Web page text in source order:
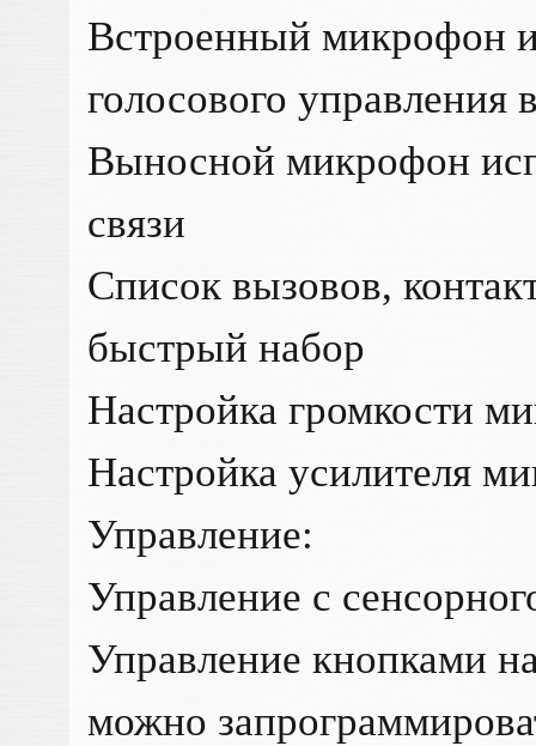
Встроенный микрофон
голосового управления
Выносной микрофон
связи
Список вызовов,
быстрый набор
Настройка громкости
Настройка усилителя
Управление:
Управление с
Управление кнопками
можно